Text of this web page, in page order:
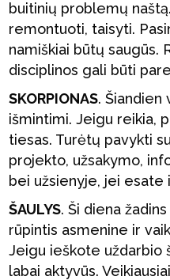
buitinių problemų
remontuoti, taisyti.
namiškiai būtų saugūs.
disciplinos gali būti
SKORPIONAS.
išmintimi. Jeigu reikia,
tiesas. Turėtų pavykti
projekto, užsakymo,
bei užsienyje, jei esate
ŠAULYS. Ši diena
rūpintis asmenine ir
Jeigu ieškote uždarbio
labai aktyvūs.